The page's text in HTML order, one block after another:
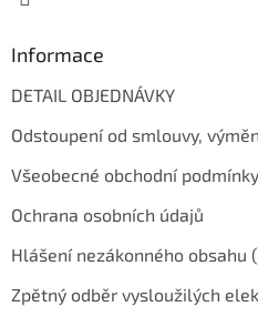
Informace
DETAIL OBJEDNÁVKY
Odstoupení od smlouvy,
Všeobecné obchodní
Ochrana osobních údajů
Hlášení nezákonného obsahu
Zpětný odběr vysloužilých